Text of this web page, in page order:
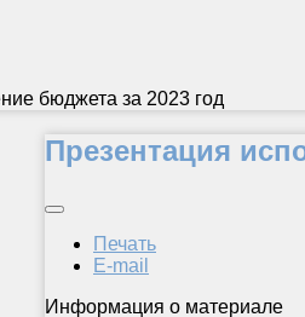
бюджета за 2023 год
Презентация
Печать
E-mail
Информация о материале